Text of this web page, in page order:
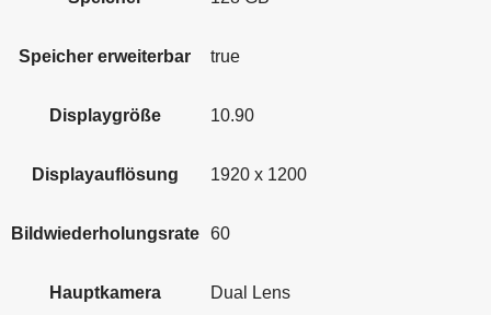
Speicher erweiterbar true
Displaygröße 10.90
Displayauflösung 1920 x 1200
Bildwiederholungsrate 60
Hauptkamera Dual Lens